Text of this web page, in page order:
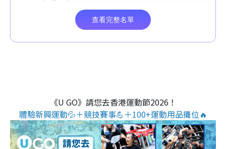
《U GO》請您去香港運動節2026！
體驗新興運動💦＋競技賽事💪＋100+運動用品攤位🔥